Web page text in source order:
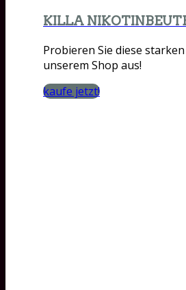
KILLA
Probieren Sie diese
unserem Shop aus!
kaufe jetzt!